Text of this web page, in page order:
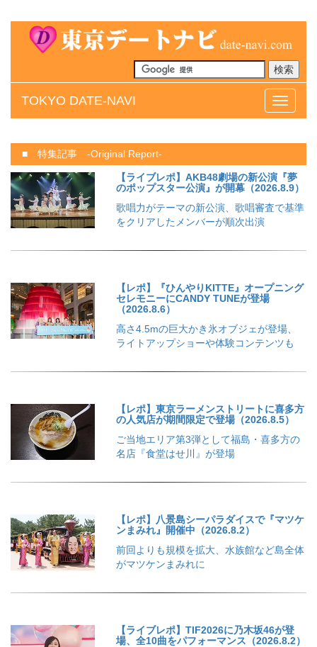
メ
ニ
ー
TOKYO DATE-NAVI
■ 特集記事 -Original Report-
【ライブレポ】AKB48劇場の新公演『夢
のポップスター公演』が開幕（2026.8.9）
歌唱力がテーマの新公演、歌唱審査で基準
をクリアしたメンバーが順次出演
【レポ】『ひんやりKITTE』オープニング
セレモニーにCANDY TUNEが登場
（2026.8.6）
高さ4.5mの巨大かき氷オブジェが登場、
ライトアップショーや体験コンテンツも
【レポ】東京ラーメンストリートに喜多方
の人気店が期間限定で登場（2026.8.5）
ご当地エリア第3弾として福島・喜多方の
名店『食堂はせ川』が登場
【レポ】八景島シーパラダイスで『マツケ
ンまみれ』開催中（2026.8.2）
前回よりも規模を拡大、水族館など島全体
がマツケンまみれに
【ライブレポ】TIF2026に乃木坂46が登
場、全10曲をパフォーマンス（2026.8.2）